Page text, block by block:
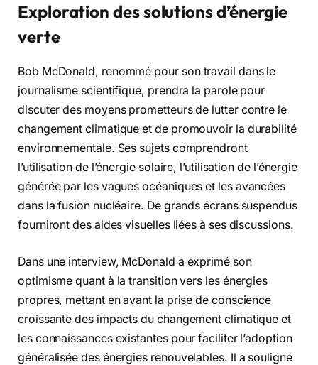
Exploration des solutions d’énergie
verte
Bob McDonald, renommé pour son travail dans le
journalisme scientifique, prendra la parole pour
discuter des moyens prometteurs de lutter contre le
changement climatique et de promouvoir la durabilité
environnementale. Ses sujets comprendront
l’utilisation de l’énergie solaire, l’utilisation de l’énergie
générée par les vagues océaniques et les avancées
dans la fusion nucléaire. De grands écrans suspendus
fourniront des aides visuelles liées à ses discussions.
Dans une interview, McDonald a exprimé son
optimisme quant à la transition vers les énergies
propres, mettant en avant la prise de conscience
croissante des impacts du changement climatique et
les connaissances existantes pour faciliter l’adoption
généralisée des énergies renouvelables. Il a souligné